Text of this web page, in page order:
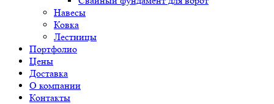
Навесы
Ковка
Лестницы
Портфолио
Цены
Доставка
О компании
Контакты